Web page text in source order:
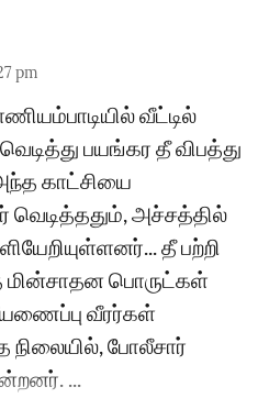
pm
வீட்டில்
பயங்கர தீ விபத்து
காட்சியை
வெடித்ததும், அச்சத்தில்
தீ பற்றி
மின்சாதன பொருட்கள்
வீரர்கள்
போலீசார்
...